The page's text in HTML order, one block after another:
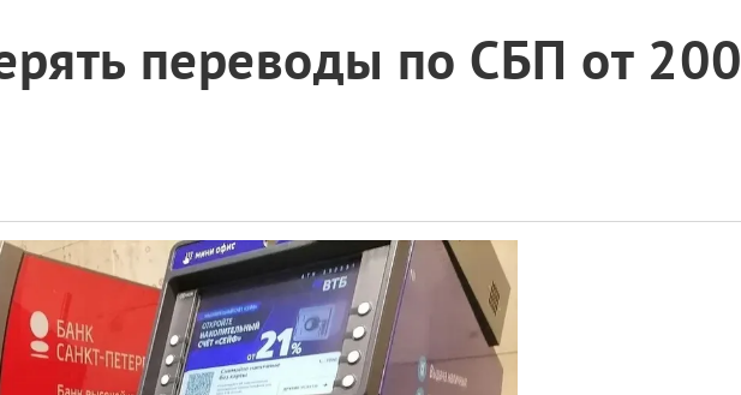
переводы по СБП от 200